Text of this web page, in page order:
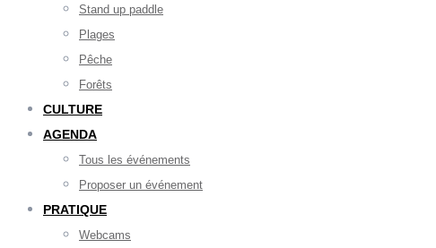
Stand up paddle
Plages
Pêche
Forêts
CULTURE
AGENDA
Tous les événements
Proposer un événement
PRATIQUE
Webcams